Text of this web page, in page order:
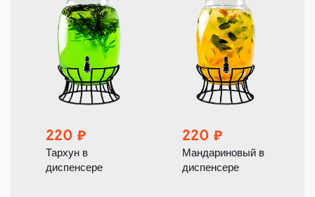
220
Тархун в
диспенсере
220
Мандариновый в
диспенсере